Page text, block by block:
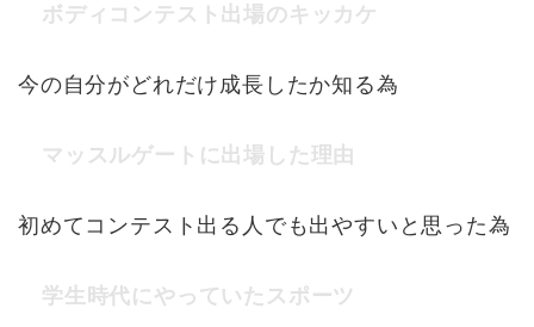
ボディコンテスト出場のキッカケ
今の自分がどれだけ成長したか知る為
マッスルゲートに出場した理由
初めてコンテスト出る人でも出やすいと思った為
学生時代にやっていたスポーツ